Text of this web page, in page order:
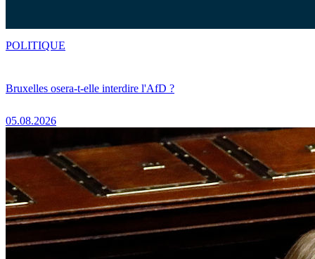
Bruxelles osera-t-elle interdire l'AfD ?
05.08.2026
POLITIQUE